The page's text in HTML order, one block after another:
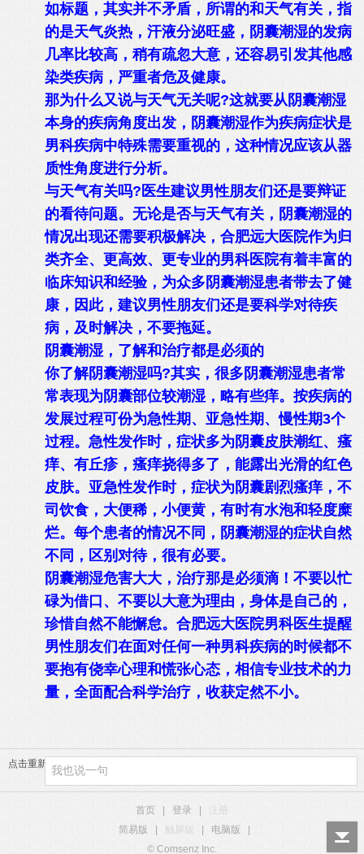
如标题，其实并不矛盾，所谓的和天气有关，指
的是天气炎热，汗液分泌旺盛，阴囊潮湿的发病
几率比较高，稍有疏忽大意，还容易引发其他感
染类疾病，严重者危及健康。
那为什么又说与天气无关呢?这就要从阴囊潮湿
本身的疾病角度出发，阴囊潮湿作为疾病症状是
男科疾病中特殊需要重视的，这种情况应该从器
质性角度进行分析。
与天气有关吗?医生建议男性朋友们还是要辩证
的看待问题。无论是否与天气有关，阴囊潮湿的
情况出现还需要积极解决，合肥远大医院作为归
类齐全、更高效、更专业的男科医院有着丰富的
临床知识和经验，为众多阴囊潮湿患者带去了健
康，因此，建议男性朋友们还是要科学对待疾
病，及时解决，不要拖延。
阴囊潮湿，了解和治疗都是必须的
你了解阴囊潮湿吗?其实，很多阴囊潮湿患者常
常表现为阴囊部位较潮湿，略有些痒。按疾病的
发展过程可份为急性期、亚急性期、慢性期3个
过程。急性发作时，症状多为阴囊皮肤潮红、瘙
痒、有丘疹，瘙痒挠得多了，能露出光滑的红色
皮肤。亚急性发作时，症状为阴囊剧烈瘙痒，不
司饮食，大便稀，小便黄，有时有水泡和轻度糜
烂。每个患者的情况不同，阴囊潮湿的症状自然
不同，区别对待，很有必要。
阴囊潮湿危害大大，治疗那是必须滴！不要以忙
碌为借口、不要以大意为理由，身体是自己的，
珍惜自然不能懈怠。合肥远大医院男科医生提醒
男性朋友们在面对任何一种男科疾病的时候都不
要抱有侥幸心理和慌张心态，相信专业技术的力
量，全面配合科学治疗，收获定然不小。
点击重新加载
首页 登录
简易版
触屏版 电脑版
© Comsenz Inc.